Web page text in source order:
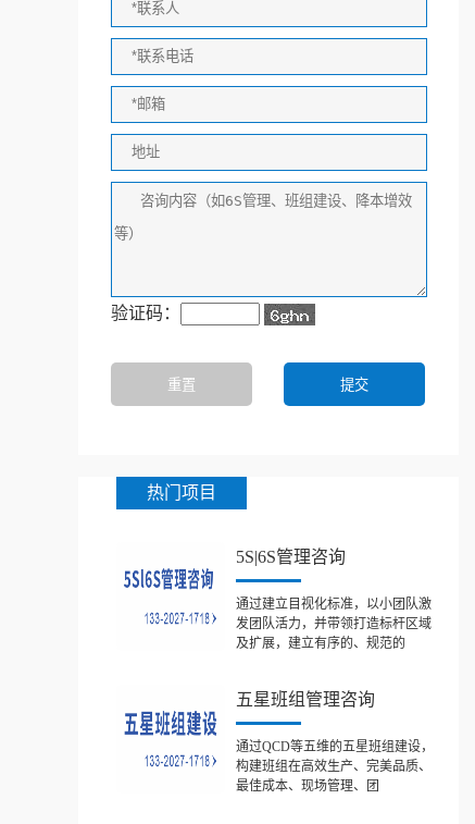
验证码：
热门项目
5S|6S管理咨询
通过建立目视化标准，以小团队激
发团队活力，并带领打造标杆区域
及扩展，建立有序的、规范的
五星班组管理咨询
通过QCD等五维的五星班组建设，
构建班组在高效生产、完美品质、
最佳成本、现场管理、团